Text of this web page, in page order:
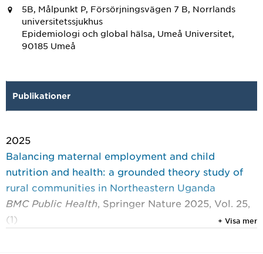
5B, Målpunkt P, Försörjningsvägen 7 B, Norrlands
universitetssjukhus
Epidemiologi och global hälsa, Umeå Universitet,
90185 Umeå
Publikationer
2025
Balancing maternal employment and child
nutrition and health: a grounded theory study of
rural communities in Northeastern Uganda
BMC Public Health , Springer Nature 2025, Vol. 25,
(1)
+ Visa mer